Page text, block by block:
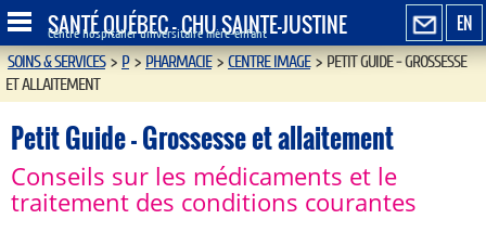
EN
SANTÉ QUÉBEC - CHU SAINTE-JUSTINE
Centre hospitalier universitaire mère-enfant
SOINS & SERVICES>P>PHARMACIE>CENTRE IMAGE>PETIT GUIDE - GROSSESSE
ET ALLAITEMENT
Petit Guide - Grossesse et allaitement
Conseils sur les médicaments et le
traitement des conditions courantes